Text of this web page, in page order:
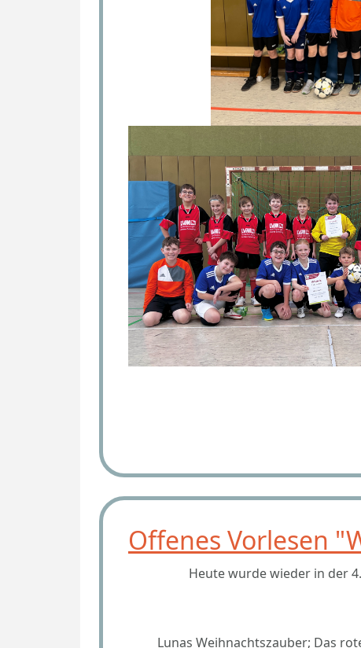
Offenes Vorlesen
Heute wurde wieder in der
Lunas Weihnachtszauber; Das